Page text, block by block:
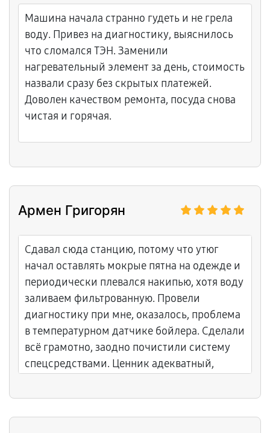
Машина начала странно гудеть и не грела
воду. Привез на диагностику, выяснилось
что сломался ТЭН. Заменили
нагревательный элемент за день, стоимость
назвали сразу без скрытых платежей.
Доволен качеством ремонта, посуда снова
чистая и горячая.
Армен Григорян
Сдавал сюда станцию, потому что утюг
начал оставлять мокрые пятна на одежде и
периодически плевался накипью, хотя воду
заливаем фильтрованную. Провели
диагностику при мне, оказалось, проблема
в температурном датчике бойлера. Сделали
всё грамотно, заодно почистили систему
спецсредствами. Ценник адекватный,
отношение персонала, вежливые и